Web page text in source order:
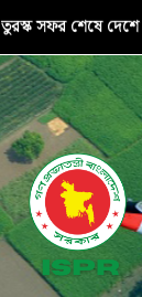
সরকারি সফরে তুরস্ক